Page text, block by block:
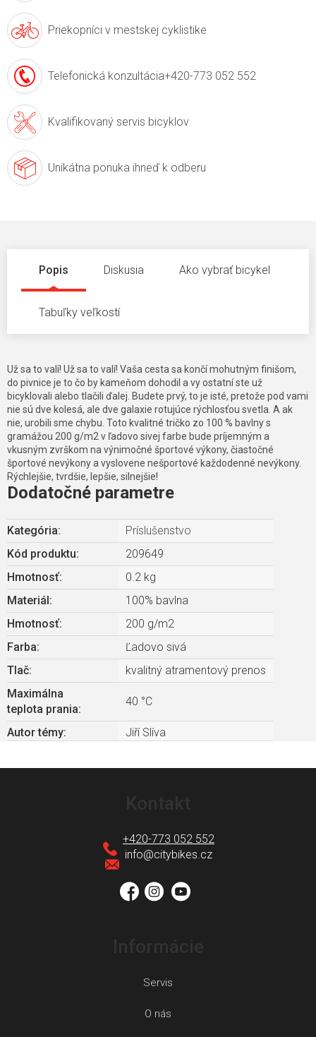
Priekopníci v mestskej cyklistike
Telefonická konzultácia+420-773 052 552
Kvalifikovaný servis bicyklov
Unikátna ponuka ihneď k odberu
Popis Diskusia Ako vybrať bicykel
Tabuľky veľkostí
Už sa to valí! Už sa to valí! Vaša cesta sa končí mohutným finišom,
do pivnice je to čo by kameňom dohodil a vy ostatní ste už
bicyklovali alebo tlačili ďalej. Budete prvý, to je isté, pretože pod vami
nie sú dve kolesá, ale dve galaxie rotujúce rýchlosťou svetla. A ak
nie, urobili sme chybu. Toto kvalitné tričko zo 100 % bavlny s
gramážou 200 g/m2 v ľadovo sivej farbe bude príjemným a
vkusným zvrškom na výnimočné športové výkony, čiastočné
športové nevýkony a vyslovene nešportové každodenné nevýkony.
Rýchlejšie, tvrdšie, lepšie, silnejšie!
Dodatočné parametre
Kategória:
Príslušenstvo
Kód produktu:
209649
Hmotnosť:
0.2 kg
Materiál :
100% bavlna
Hmotnosť:
200 g/m2
Farba:
Ľadovo sivá
Tlač:
kvalitný atramentový prenos
Maximálna
teplota prania:
40 °C
Autor témy: Jiří Slíva
info@citybikes.cz
+420-773 052 552
Servis
O nás